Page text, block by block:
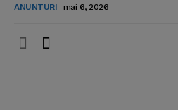
ANUNTURI mai 6, 2026